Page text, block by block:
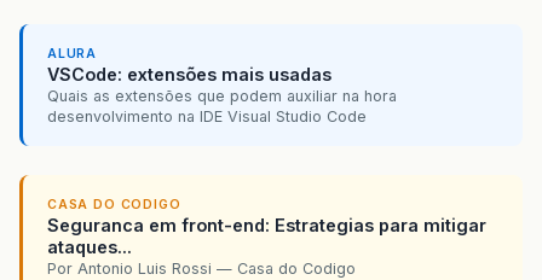
ALURA
VSCode: extensões mais usadas
Quais as extensões que podem auxiliar na hora
desenvolvimento na IDE Visual Studio Code
CASA DO CODIGO
Seguranca em front-end: Estrategias para mitigar
ataques...
Por Antonio Luis Rossi — Casa do Codigo